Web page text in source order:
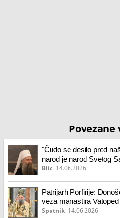
Povezane
"Čudo se desilo pred
narod je narod Svetog
Blic 14.06.2026
Patrijarh Porfirije:
veza manastira
Sputnik 14.06.2026